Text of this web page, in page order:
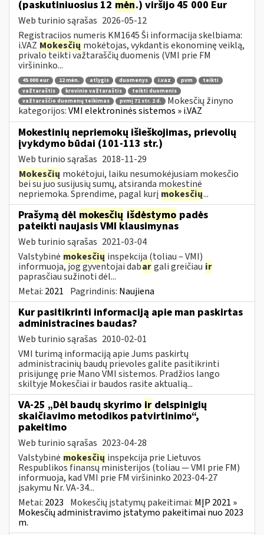
(paskutiniuosius 12 mėn.) viršijo 45 000 Eur
Web turinio sąrašas 2026-05-12
Registracijos numeris KM1645 Ši informacija skelbiama:
i.VAZ Mokesčių mokėtojas, vykdantis ekonominę veiklą,
privalo teikti važtaraščių duomenis (VMI prie FM
viršininko...
45 000 eur 12 mėn. atlygis duomenys i.vaz pvm
teikti
važtaraštis
krovinio važtaraštis
teikti duomenis
važtaraščio duomenų teikimas
pvmį 71 str. 2 d.
Mokesčių žinyno
kategorijos:VMI elektroninės sistemos » i.VAZ
Mokestinių nepriemokų išieškojimas, prievolių
įvykdymo būdai (101-113 str.)
Web turinio sąrašas 2018-11-29
Mokesčių mokėtojui, laiku nesumokėjusiam mokesčio
bei su juo susijusių sumų, atsiranda mokestinė
nepriemoka. Sprendime, pagal kurį mokesčių...
Prašymą dėl mokesčių išdėstymo padės
pateikti naujasis VMI klausimynas
Web turinio sąrašas 2021-03-04
Valstybinė mokesčių inspekcija (toliau – VMI)
informuoja, jog gyventojai dabargali greičiau ir
paprasčiau sužinoti dėl...
Metai: 2021 Pagrindinis: Naujiena
Kur pasitikrinti informaciją apie man paskirtas
administracines baudas?
Web turinio sąrašas 2010-02-01
VMI turimą informaciją apie Jums paskirtų
administracinių baudų prievoles galite pasitikrinti
prisijungę prie Mano VMI sistemos. Pradžios lango
skiltyje Mokesčiai ir baudos rasite aktualią...
VA-25 „Dėl baudų skyrimo ir delspinigių
skaičiavimo metodikos patvirtinimo“,
pakeitimo
Web turinio sąrašas 2023-04-28
Valstybinė mokesčių inspekcija prie Lietuvos
Respublikos finansų ministerijos (toliau ― VMI prie FM)
informuoja, kad VMI prie FM viršininko 2023-04-27
įsakymu Nr. VA-34...
Metai: 2023 Mokesčių įstatymų pakeitimai: MĮP 2021 »
Mokesčių administravimo įstatymo pakeitimai nuo 2023
m.